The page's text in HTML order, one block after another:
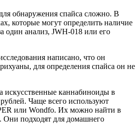
обнаружения спайса сложно. В
которые могут определить наличие
один анализ, JWH-018 или его
написано, что он
для определения спайса он не
искусственные каннабиноиды в
Чаще всего используют
или Wondfo. Их можно найти в
Они подходят для домашнего